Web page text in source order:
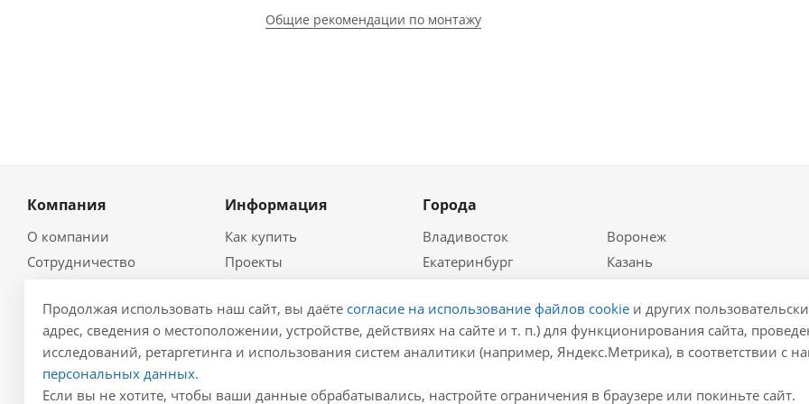
Общие рекомендации по монтажу
Компания
О компании
Сотрудничество
Контакты
Политика
Реквизиты
Результаты СОУТ
Информация
Как купить
Проекты
Гидравлический
калькулятор
Для проектировщиков
Города
Владивосток
Воронеж
Екатеринбург
Казань
Крым
Москва
Нижний Новгород
Новосибирск
Ростов-на-Дону
Самара
Санкт-Петербург
Продолжая использовать наш сайт, вы даёте согласие на использование файлов cookieи других
адрес, сведения о местоположении, устройстве, действиях на сайте и т. п.) для функционирования сайта,
исследований, ретаргетинга и использования систем аналитики (например, Яндекс.Метрика), в соответствии с
персональных данных.
Если вы не хотите, чтобы ваши данные обрабатывались, настройте ограничения в браузере или покиньте сайт.